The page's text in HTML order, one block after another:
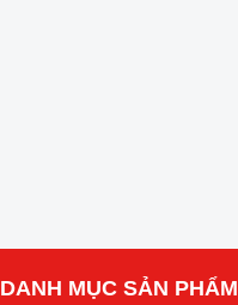
DANH MỤC SẢN PHẨM